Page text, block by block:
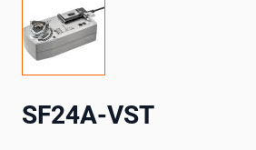
SF24A-VST